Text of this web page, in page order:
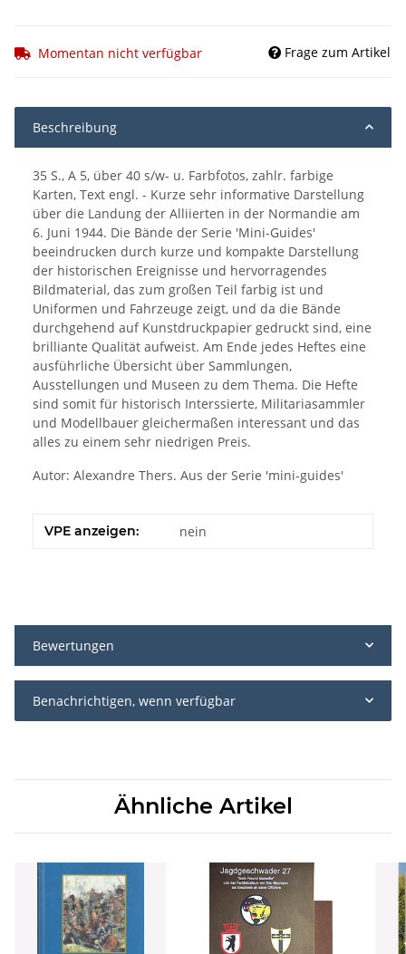
Momentan nicht verfügbar Frage zum Artikel
Beschreibung
35 S., A 5, über 40 s/w- u. Farbfotos, zahlr. farbige
Karten, Text engl. - Kurze sehr informative Darstellung
über die Landung der Alliierten in der Normandie am
6. Juni 1944. Die Bände der Serie 'Mini-Guides'
beeindrucken durch kurze und kompakte Darstellung
der historischen Ereignisse und hervorragendes
Bildmaterial, das zum großen Teil farbig ist und
Uniformen und Fahrzeuge zeigt, und da die Bände
durchgehend auf Kunstdruckpapier gedruckt sind, eine
brilliante Qualität aufweist. Am Ende jedes Heftes eine
ausführliche Übersicht über Sammlungen,
Ausstellungen und Museen zu dem Thema. Die Hefte
sind somit für historisch Interssierte, Militariasammler
und Modellbauer gleichermaßen interessant und das
alles zu einem sehr niedrigen Preis.
Autor: Alexandre Thers. Aus der Serie 'mini-guides'
VPE anzeigen: nein
Bewertungen
Benachrichtigen, wenn verfügbar
Ähnliche Artikel